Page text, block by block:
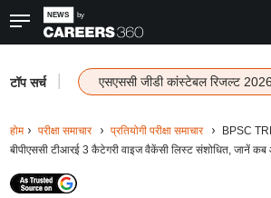
टॉप सर्च एसएससी जीडी कांस्टेबल रिजल्ट
होम परीक्षा समाचार प्रतियोगी परीक्षा समाचार
BPSC
बीपीएससी टीआरई 3 कैटेगरी वाइज वैकेंसी लिस्ट संशोधित, जानें कब